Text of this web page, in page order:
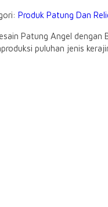
Produk Patung Dan
Patung Angel
puluhan jenis